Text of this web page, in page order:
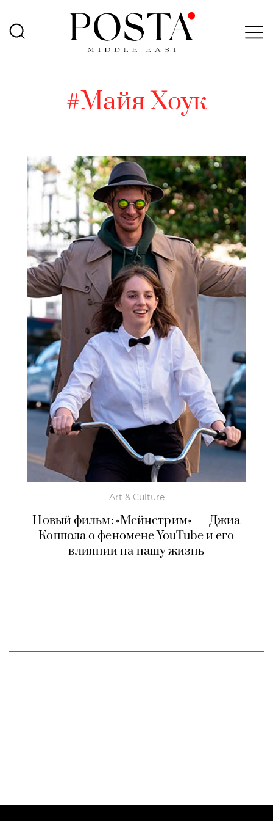
#Майя Хоук
Art & Culture
Новый фильм: «Мейнстрим» — Джиа
Коппола о феномене YouTube и его
влиянии на нашу жизнь